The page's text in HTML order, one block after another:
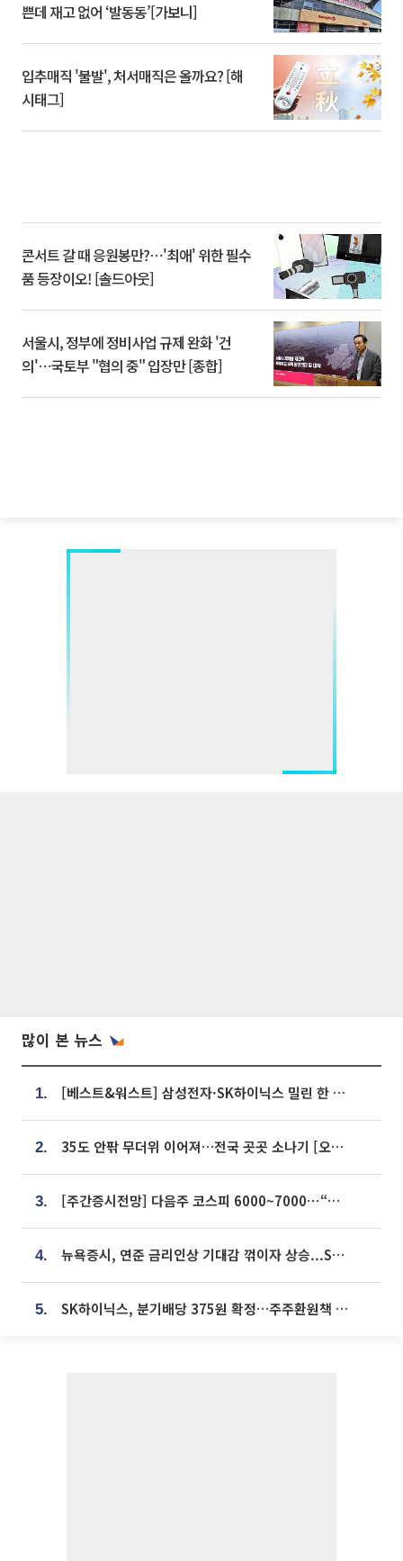
쁜데 재고 없어 ‘발동동’[가보니]
입추매직 '불발', 처서매직은 올까요? [해
시태그]
콘서트 갈 때 응원봉만?⋯'최애' 위한 필수
품 등장이오! [솔드아웃]
서울시, 정부에 정비사업 규제 완화 '건
의'⋯국토부 "협의 중" 입장만 [종합]
많이 본 뉴스
1. [베스트&워스트] 삼성전자·SK하이닉스 밀린 한 주…상상인증권은 85% 급등
2. 35도 안팎 무더위 이어져…전국 곳곳 소나기 [오늘 날씨]
3. [주간증시전망] 다음주 코스피 6000~7000⋯“外人 수급은 정책이 변수”
4. 뉴욕증시, 연준 금리인상 기대감 꺾이자 상승...S&P500 사상 최고치 [종합]
5. SK하이닉스, 분기배당 375원 확정…주주환원책 9월로 앞당겨 발표